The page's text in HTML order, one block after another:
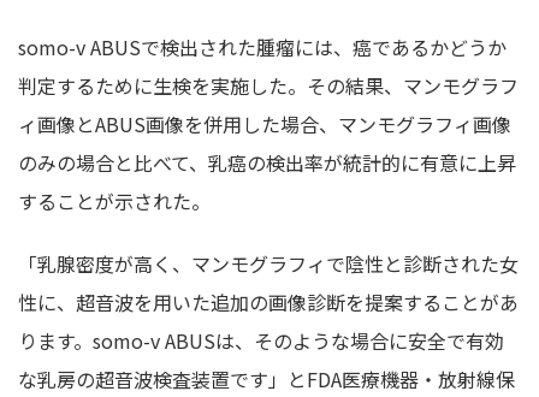
somo-v ABUSで検出された腫瘤には、癌であるかどうか
判定するために生検を実施した。その結果、マンモグラフ
ィ画像とABUS画像を併用した場合、マンモグラフィ画像
のみの場合と比べて、乳癌の検出率が統計的に有意に上昇
することが示された。
「乳腺密度が高く、マンモグラフィで陰性と診断された女
性に、超音波を用いた追加の画像診断を提案することがあ
ります。somo-v ABUSは、そのような場合に安全で有効
な乳房の超音波検査装置です」とFDA医療機器・放射線保